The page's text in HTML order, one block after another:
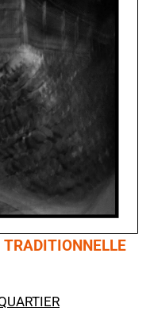
TRADITIONNELLE